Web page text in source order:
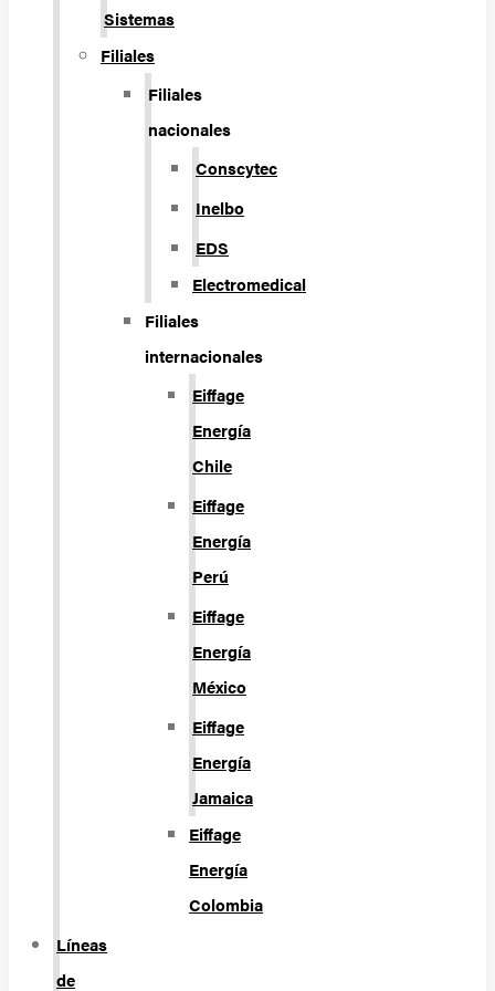
Sistemas
Filiales
Filiales
nacionales
Conscytec
Inelbo
EDS
Electromedical
Filiales
internacionales
Eiffage
Energía
Chile
Eiffage
Energía
Perú
Eiffage
Energía
México
Eiffage
Energía
Jamaica
Eiffage
Energía
Colombia
Líneas
de